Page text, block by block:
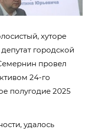
хуторе
городской
провел
24-го
полугодие 2025
удалось